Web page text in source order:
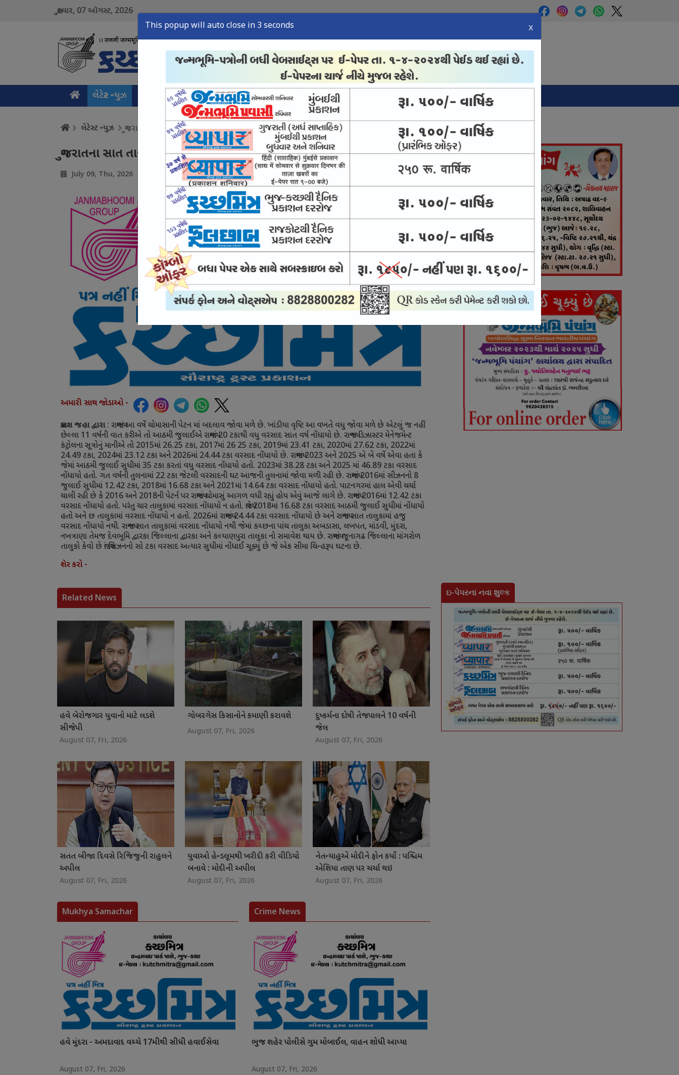
શુક્રવાર, 07ઑગસ્ટ, 2026
લેટેસ્ટ ન્યુઝ મુખ્ય સમાચાર ક્રાઇમ ન્યુઝ સ્પોર્ટ્સ ન્યુઝ તંત્રી લેખ ઈ-પેપર
This popup will auto close in 2 seconds X
લેટેસ્ટ ન્યુઝ ગુજરાતના સાત તાલુકા કોરા, પાંચ કચ્છના
ગુજરાતના સાત તાલુકા કોરા, પાંચ કચ્છના
July 09, Thu, 2026 404
અમારી સાથ જોડાઓ -
પ્રકાશ જહા દ્વારા: રાજ્યમાં આ વર્ષે ચોમાસાની પેટન માં બદલાવ જોવા મળે છે. ખાંડીયા વૃષ્ટિ આ વખતે વધુ જોવા મળે છે એટલું જ નહીં
છેલ્લા 11 વર્ષની વાત કરીએ તો આઠમી જુલાઈએ રાજ્યમાં20 ટકાથી વધુ વરસાદ સાત વર્ષ નોંધાયો છે. રાજ્યના ડિઝાસ્ટર મેનેજમેન્ટ
કંટ્રોલના સૂત્રોનું માનીએ તો 2015માં 26.25 ટકા, 2017માં 26 25 ટકા, 2019માં 23.41 ટકા, 2020માં 27.62 ટકા, 2022માં
24.49 ટકા, 2024માં 23.12 ટકા અને 2026માં 24.44ટકા વરસાદ નોંધાયો છે. રાજ્યમાં2023 અને 2025 એ બે વર્ષે એવા હતા કે
જેમાં આઠમી જુલાઈ સુધીમાં35 ટકા કરતાં વધુ વરસાદ નોંધાયો હતો. 2023માં38.28 ટકા અને 2025 માં 46.89 ટકા વરસાદ
નોંધાયો હતો. ગત વર્ષની તુલનામાં 22 ટકા જેટલી વરસાદની ઘટ આજની તુલનામાં જોવા મળી રહી છે. રાજ્યમાં2016માં સીઝનનો 8
જુલાઈ સુધીમાં 12.42 ટકા, 2018માં 16.68 ટકા અને 2021માં 14.64ટકા વરસાદ નોંધાયો હતો. પાટનગરમાં હાલ એવી ચર્ચા
ચાલી રહી છે કે 2016અને 2018ની પેટર્ન પર રાજ્યમાં ચોમાસું આગળ વધી રહ્યું હોય એવું આજે લાગે છે. રાજ્યમાં2016માં 12.42 ટકા
વરસાદ નોંધાયો હતો. પરંતુ ચાર તાલુકામાં વરસાદ નોંધાયો ન હતો. જ્યારે2018માં 16.68 ટકા વરસાદ આઠમી જુલાઈ સુધીમાં નોંધાયો
હતો અને છ તાલુકામાં વરસાદ નોંધાયો ન હતો. 2026માં રાજ્યમાં24.44ટકા વરસાદ નોંધાયો છે અને રાજ્યના સાત તાલુકામાં હજુ
વરસાદ નોંધાયો નથી. રાજ્યના સાત તાલુકામાં વરસાદ નોંધાયો નથી જેમાં કચ્છના પાંચ તાલુકા અબડાસા, લખપત, માંડવી, મુંદરા,
નખત્રાણા તેમજ દેવભૂમિ દ્વારકા જિલ્લાના દ્વારકા અને કલ્યાણપુરા તાલુકા નો સમાવેશ થાય છે. રાજ્યમાં જૂનાગઢ જિલ્લાના માંગરોળ
તાલુકો કેવો છે જ્યાં સિઝનનો સો ટકા વરસાદ અત્યાર સુધીમાં નોંધાઈ ચૂક્યું છે જે એક સીમા ચિન્હરૂપ ઘટના છે.
શેર કરો -
Panchang
Related News
હવે બેરોજગાર યુવાનો માટે લડશે
સીજેપી
August 07, Fri, 2026
ગોબરગેસ કિસાનોને કમાણી કરાવશે
August 07, Fri, 2026
દુષ્કર્મના દોષી તેજપાલને 10 વર્ષની
જેલ
August 07, Fri, 2026
સતત બીજા દિવસે રિજિજુની રાહુલને
અપીલ
August 07, Fri, 2026
યુવાઓ હેન્ડલૂમથી ખરીદી કરી વીડિયો
બનાવે : મોદીની અપીલ
August 07, Fri, 2026
નેતન્યાહુએ મોદીને ફોન કર્યો : પશ્ચિમ
એશિયા તાણ પર ચર્ચા થઇ
August 07, Fri, 2026
ઇ-પેપરના નવા શુલ્ક
Mukhya Samachar
હવે મુંદરા - અમદાવાદ વચ્ચે 17મીથી સીધી હવાઈસેવા
August 07, Fri, 2026
Crime News
ભુજ શહેર પોલીસે ગુમ મોબાઈલ, વાહન શોધી આપ્યા
August 07, Fri, 2026